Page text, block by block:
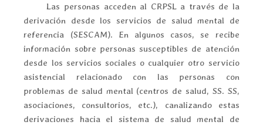
Las personas acceden al CRPSL a través de la
derivación desde los servicios de salud mental de
referencia (SESCAM). En algunos casos, se recibe
información sobre personas susceptibles de atención
desde los servicios sociales o cualquier otro servicio
asistencial relacionado con las personas con
problemas de salud mental (centros de salud, SS. SS,
asociaciones, consultorios, etc.), canalizando estas
derivaciones hacia el sistema de salud mental de